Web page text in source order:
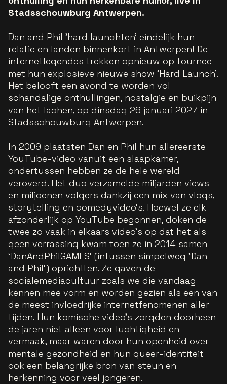
Stadsschouwburg Antwerpen.
Dan and Phil 'hard launchten' eindelijk hun
relatie en landen binnenkort in Antwerpen! De
internetlegendes trekken opnieuw op tournee
met hun explosieve nieuwe show ‘Hard Launch’.
Het belooft een avond te worden vol
schandalige onthullingen, nostalgie en buikpijn
van het lachen, op dinsdag 26 januari 2027 in
Stadsschouwburg Antwerpen.
In 2009 plaatsten Dan en Phil hun allereerste
YouTube-video vanuit een slaapkamer,
ondertussen hebben ze de hele wereld
veroverd. Het duo verzamelde miljarden views
en miljoenen volgers dankzij een mix van vlogs,
storytelling en comedyvideo’s. Hoewel ze elk
afzonderlijk op YouTube begonnen, doken de
twee zo vaak in elkaars video’s op dat het als
geen verrassing kwam toen ze in 2014 samen
‘DanAndPhilGAMES’ (intussen simpelweg ‘Dan
and Phil’) oprichtten. Ze gaven de
socialemediacultuur zoals we die vandaag
kennen mee vorm en worden gezien als een van
de meest invloedrijke internetfenomenen aller
tijden. Hun komische video’s zorgden doorheen
de jaren niet alleen voor luchtigheid en
vermaak, maar waren door hun openheid over
mentale gezondheid en hun queer-identiteit
ook een belangrijke bron van steun en
herkenning voor veel jongeren.